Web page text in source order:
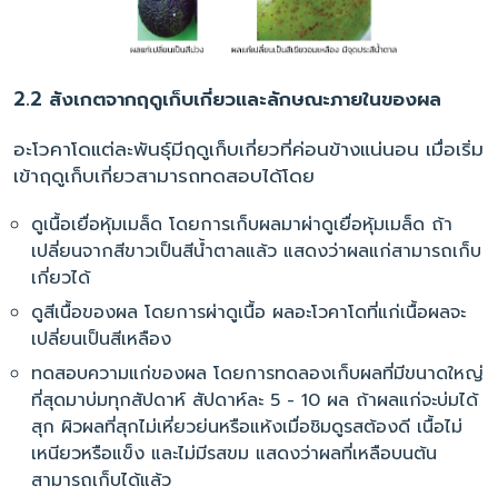
2.2 สังเกตจากฤดูเก็บเกี่ยวและลักษณะภายในของผล
อะโวคาโดแต่ละพันธุ์มีฤดูเก็บเกี่ยวที่ค่อนข้างแน่นอน เมื่อเริ่ม
เข้าฤดูเก็บเกี่ยวสามารถทดสอบได้โดย
ดูเนื้อเยื่อหุ้มเมล็ด โดยการเก็บผลมาผ่าดูเยื่อหุ้มเมล็ด ถ้า
เปลี่ยนจากสีขาวเป็นสีน้ำตาลแล้ว แสดงว่าผลแก่สามารถเก็บ
เกี่ยวได้
ดูสีเนื้อของผล โดยการผ่าดูเนื้อ ผลอะโวคาโดที่แก่เนื้อผลจะ
เปลี่ยนเป็นสีเหลือง
ทดสอบความแก่ของผล โดยการทดลองเก็บผลที่มีขนาดใหญ่
ที่สุดมาบ่มทุกสัปดาห์ สัปดาห์ละ 5 - 10 ผล ถ้าผลแก่จะบ่มได้
สุก ผิวผลที่สุกไม่เหี่ยวย่นหรือแห้งเมื่อชิมดูรสต้องดี เนื้อไม่
เหนียวหรือแข็ง และไม่มีรสขม แสดงว่าผลที่เหลือบนต้น
สามารถเก็บได้แล้ว